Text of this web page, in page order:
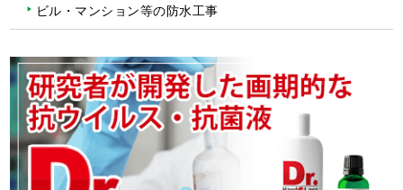
ビル・マンション等の防水工事